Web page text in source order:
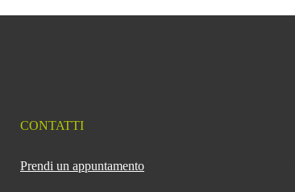
CONTATTI
Prendi un appuntamento